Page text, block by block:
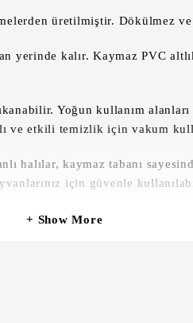
üretilmiştir. Dökülmez
kalır. Kaymaz PVC
Yoğun kullanım
ve etkili temizlik için vakum
halılar, kaymaz tabanı
için güvenle
Show More